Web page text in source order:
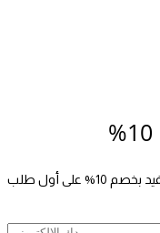
سجل بريدك الإلكتروني ليصلك كل جديد وتستفيد بخصم 10% على أول طلب